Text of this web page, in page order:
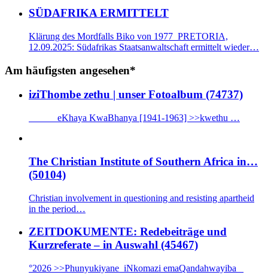
SÜDAFRIKA ERMITTELT
Klärung des Mordfalls Biko von 1977 PRETORIA,
12.09.2025: Südafrikas Staatsanwaltschaft ermittelt wieder…
Am häufigsten angesehen*
iziThombe zethu | unser Fotoalbum (74737)
eKhaya KwaBhanya [1941-1963] >>kwethu …
The Christian Institute of Southern Africa in…
(50104)
Christian involvement in questioning and resisting apartheid
in the period…
ZEITDOKUMENTE: Redebeiträge und
Kurzreferate – in Auswahl (45467)
°2026 >>Phunyukiyane iNkomazi emaQandahwayiba _